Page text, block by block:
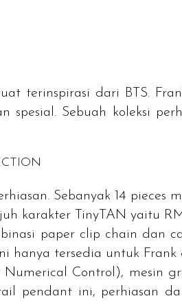
terinspirasi dari BTS.
Sebuah koleksi
Sebanyak 14 pieces
karakter TinyTAN yaitu
i paper clip chain dan
hanya tersedia untuk Frank
Numerical Control ), mesin
pendant ini, perhiasan